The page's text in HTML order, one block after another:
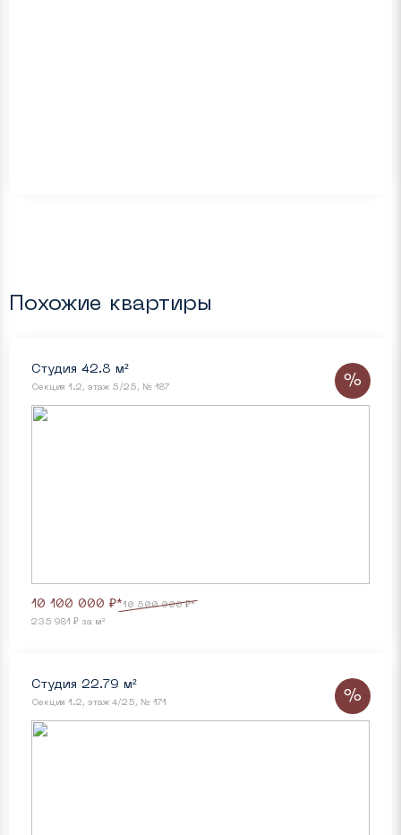
Похожие квартиры
Студия 42.8 м²
Секция 1.2, этаж 5/25, № 187
10 100 000 ₽*10 500 000 ₽*
235 981 ₽ за м²
%
Студия 22.79 м²
Секция 1.2, этаж 4/25, № 171 %